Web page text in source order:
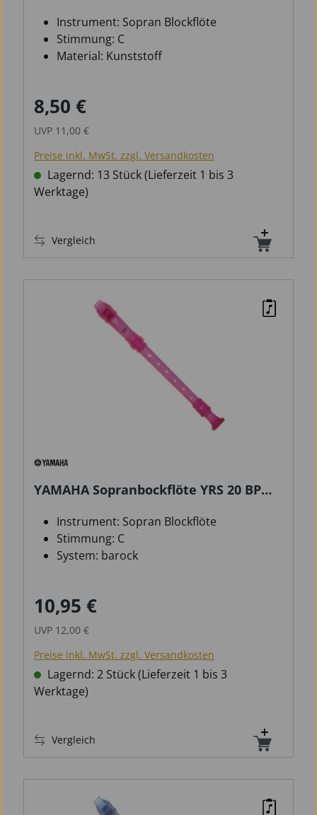
Instrument: Sopran Blockflöte
Stimmung: C
Material: Kunststoff
Verkaufspreis:
8,50 €
UVP 11,00 €
Preise inkl. MwSt. zzgl. Versandkosten
Lagernd: 13 Stück (Lieferzeit 1 bis 3
Werktage)
Vergleich
YAMAHA Sopranbockflöte YRS 20 BP
Instrument: Sopran Blockflöte
Stimmung: C
System: barock
Verkaufspreis:
10,95 €
UVP 12,00 €
Preise inkl. MwSt. zzgl. Versandkosten
Lagernd: 2 Stück (Lieferzeit 1 bis 3
Werktage)
Vergleich